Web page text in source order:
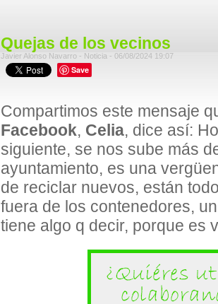
Quejas de los vecinos
Javier Alonso Navarro - Noticia - 06/08/2024 19:07
Save
Compartimos este mensaje
Facebook, Celia, dice así:
siguiente, se nos sube más
ayuntamiento, es una
de reciclar nuevos, están
fuera de los contenedores,
tiene algo q decir, porque es